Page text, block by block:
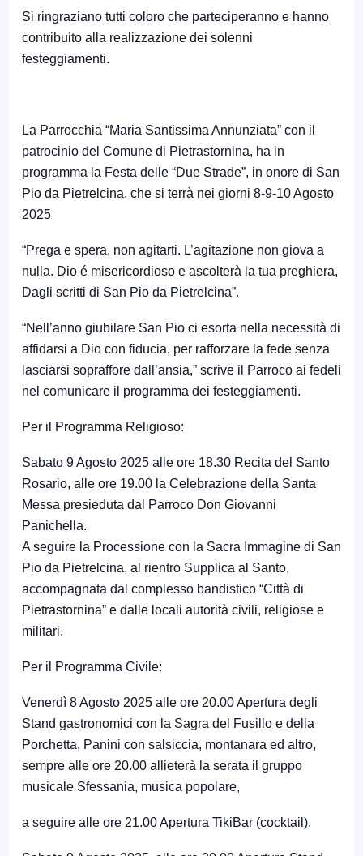
Si ringraziano tutti coloro che parteciperanno e hanno
contribuito alla realizzazione dei solenni
festeggiamenti.
La Parrocchia “Maria Santissima Annunziata” con il
patrocinio del Comune di Pietrastornina, ha in
programma la Festa delle “Due Strade”, in onore di San
Pio da Pietrelcina, che si terrà nei giorni 8-9-10 Agosto
2025
“Prega e spera, non agitarti. L’agitazione non giova a
nulla. Dio é misericordioso e ascolterà la tua preghiera,
Dagli scritti di San Pio da Pietrelcina”.
“Nell’anno giubilare San Pio ci esorta nella necessità di
affidarsi a Dio con fiducia, per rafforzare la fede senza
lasciarsi sopraffore dall’ansia,” scrive il Parroco ai fedeli
nel comunicare il programma dei festeggiamenti.
Per il Programma Religioso:
Sabato 9 Agosto 2025 alle ore 18.30 Recita del Santo
Rosario, alle ore 19.00 la Celebrazione della Santa
Messa presieduta dal Parroco Don Giovanni
Panichella.
A seguire la Processione con la Sacra Immagine di San
Pio da Pietrelcina, al rientro Supplica al Santo,
accompagnata dal complesso bandistico “Città di
Pietrastornina” e dalle locali autorità civili, religiose e
militari.
Per il Programma Civile:
Venerdì 8 Agosto 2025 alle ore 20.00 Apertura degli
Stand gastronomici con la Sagra del Fusillo e della
Porchetta, Panini con salsiccia, montanara ed altro,
sempre alle ore 20.00 allieterà la serata il gruppo
musicale Sfessania, musica popolare,
a seguire alle ore 21.00 Apertura TikiBar (cocktail),